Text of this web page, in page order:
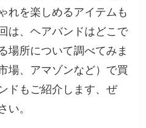
れを楽しめるアイテムも
は、ヘアバンドはどこで
場所について調べてみま
場、アマゾンなど）で買
ドもご紹介します、ぜ
い。